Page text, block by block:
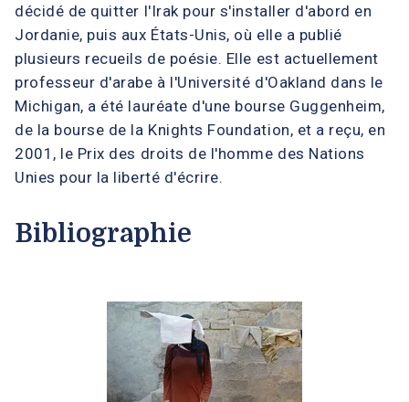
décidé de quitter l'Irak pour s'installer d'abord en
Jordanie, puis aux États-Unis, où elle a publié
plusieurs recueils de poésie. Elle est actuellement
professeur d'arabe à l'Université d'Oakland dans le
Michigan, a été lauréate d'une bourse Guggenheim,
de la bourse de la Knights Foundation, et a reçu, en
2001, le Prix des droits de l'homme des Nations
Unies pour la liberté d'écrire.
Bibliographie